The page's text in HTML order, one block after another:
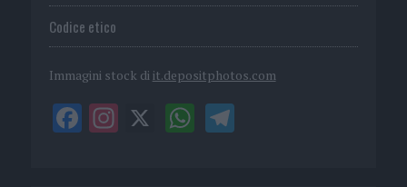
Codice etico
Immagini stock di it.depositphotos.com